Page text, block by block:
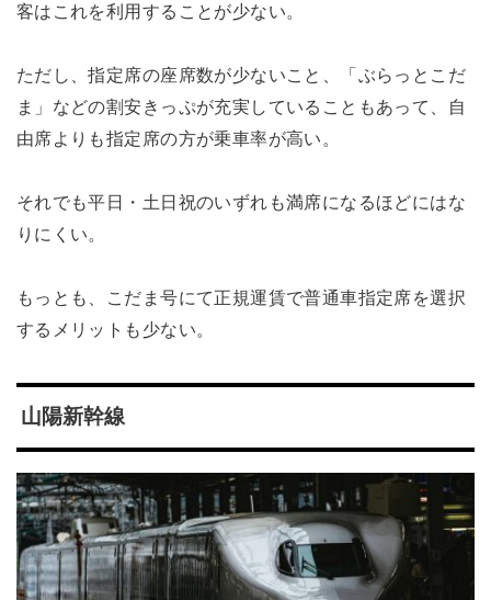
客はこれを利用することが少ない。
ただし、指定席の座席数が少ないこと、「ぶらっとこだ
ま」などの割安きっぷが充実していることもあって、自
由席よりも指定席の方が乗車率が高い。
それでも平日・土日祝のいずれも満席になるほどにはな
りにくい。
もっとも、こだま号にて正規運賃で普通車指定席を選択
するメリットも少ない。
山陽新幹線